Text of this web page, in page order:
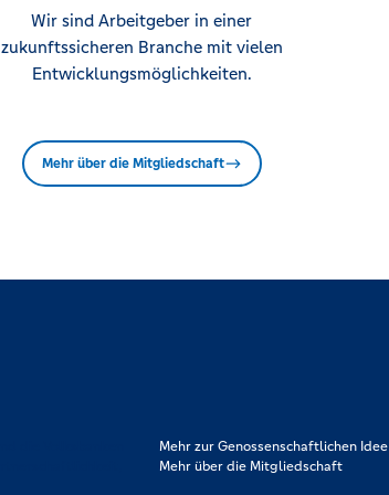
Wir sind Arbeitgeber in einer
zukunftssicheren Branche mit vielen
Entwicklungsmöglichkeiten.
Mehr über die Mitgliedschaft
Mehr zur Genossenschaftlichen Idee
Mehr über die Mitgliedschaft